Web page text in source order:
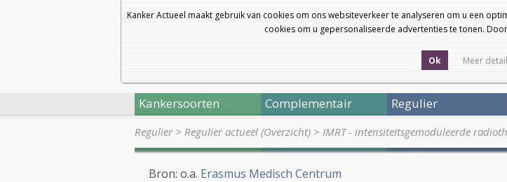
Kanker Actueel maakt gebruik van cookies om ons websiteverkeer te analyseren om u een
cookies om u gepersonaliseerde advertenties te tonen.
Ok Meer
Kankersoorten Complementair Regulier
Regulier> Regulier actueel (Overzicht) > IMRT - intensiteitsgemoduleerde
Bron: o.a. Erasmus Medisch Centrum